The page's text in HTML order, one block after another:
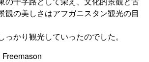
観の美しさはアフガニスタン観光の目
かり観光していったのでした。